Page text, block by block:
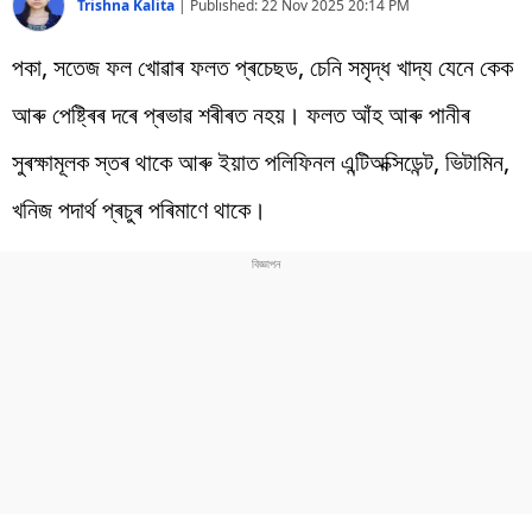
Trishna Kalita | Published:22 Nov 2025 20:14 PM
পকা, সতেজ ফল খোৱাৰ ফলত প্ৰচেছড, চেনি সমৃদ্ধ খাদ্য যেনে কেক
আৰু পেষ্ট্ৰিৰ দৰে প্ৰভাৱ শৰীৰত নহয়। ফলত আঁহ আৰু পানীৰ
সুৰক্ষামূলক স্তৰ থাকে আৰু ইয়াত পলিফিনল এন্টিঅক্সিডেন্ট, ভিটামিন,
খনিজ পদাৰ্থ প্ৰচুৰ পৰিমাণে থাকে।